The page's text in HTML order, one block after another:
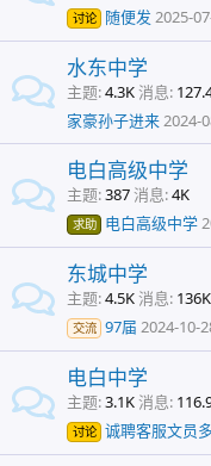
讨论 随便发 2025-
水东中学
主题 4.3K消息
家豪孙子进来2024-
电白高级中学
主题 387消息 4K
求助 电白高级中学
东城中学
主题 4.5K消息 136K
交流 97届 2024-10-
电白中学
主题 3.1K消息
讨论 诚聘客服文员